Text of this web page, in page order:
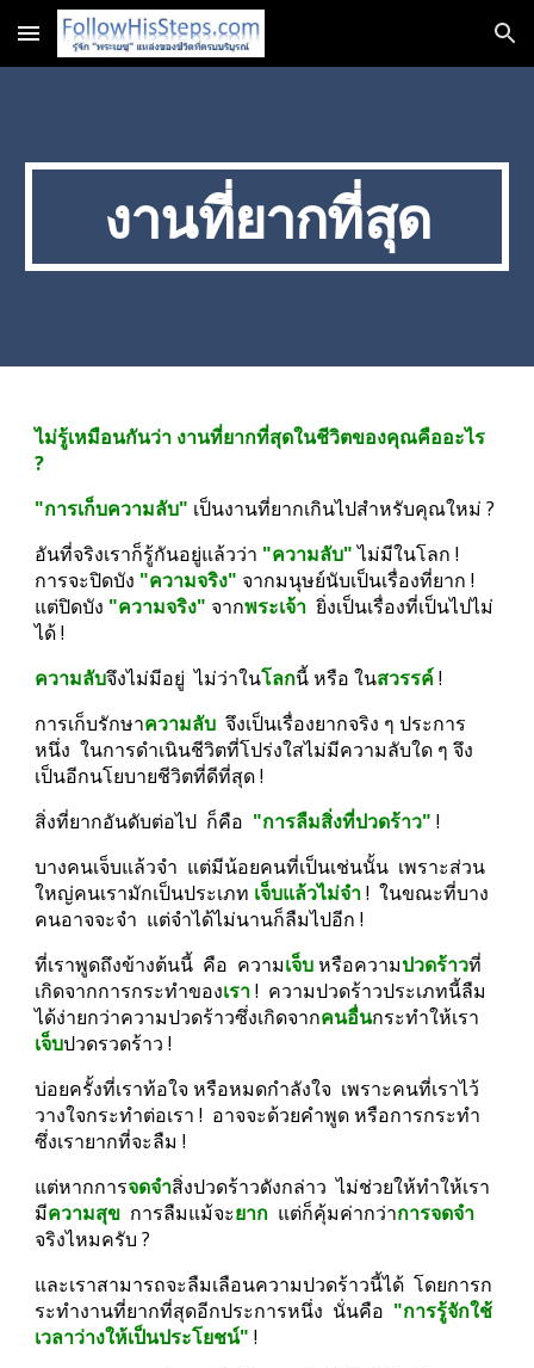
Skip to main content Skip to navigation
งานที่ยากที่สุด
ไม่รู้เหมือนกันว่า งานที่ยากที่สุดในชีวิตของคุณคืออะไร
?
"การเก็บความลับ" เป็นงานที่ยากเกินไปสำหรับคุณใหม่ ?
อันที่จริงเราก็รู้กันอยู่แล้วว่า "ความลับ" ไม่มีในโลก !
การจะปิดบัง "ความจริง" จากมนุษย์นับเป็นเรื่องที่ยาก !
แต่ปิดบัง "ความจริง" จากพระเจ้า
  ยิ่งเป็นเรื่องที่เป็นไปไม่
ได้ !
ความลับจึงไม่มีอยู่  ไม่ว่าในโลกนี้ หรือ ในสวรรค์ !
การเก็บรักษาความลับ
  จึงเป็นเรื่องยากจริง ๆ ประการ
หนึ่ง  ในการดำเนินชีวิตที่โปร่งใสไม่มีความลับใด ๆ จึง
เป็นอีกนโยบายชีวิตที่ดีที่สุด !
สิ่งที่ยากอันดับต่อไป  ก็คือ "การลืมสิ่งที่ปวดร้าว" !
บางคนเจ็บแล้วจำ  แต่มีน้อยคนที่เป็นเช่นนั้น  เพราะส่วน
ใหญ่คนเรามักเป็นประเภท เจ็บแล้วไม่จำ !  ในขณะที่บาง
คนอาจจะจำ  แต่จำได้ไม่นานก็ลืมไปอีก !
ที่เราพูดถึงข้างต้นนี้  คือ  ความเจ็บ หรือความปวดร้าวที่
เกิดจากการกระทำของเรา !  ความปวดร้าวประเภทนี้ลืม
ได้ง่ายกว่าความปวดร้าวซึ่งเกิดจากคนอื่นกระทำให้เรา
เจ็บปวดรวดร้าว !
บ่อยครั้งที่เราท้อใจ หรือหมดกำลังใจ  เพราะคนที่เราไว้
วางใจกระทำต่อเรา !  อาจจะด้วยคำพูด หรือการกระทำ
ซึ่งเรายากที่จะลืม !
แต่หากการจดจำสิ่งปวดร้าวดังกล่าว  ไม่ช่วยให้ทำให้เรา
มีความสุข
  การลืมแม้จะ
ยาก แต่ก็คุ้มค่ากว่าการจดจำ
จริงไหมครับ ?
และเราสามารถจะลืมเลือนความปวดร้าวนี้ได้  โดยการก
ระทำงานที่ยากที่สุดอีกประการหนึ่ง  นั่นคือ "การรู้จักใช้
เวลาว่างให้เป็นประโยชน์" !